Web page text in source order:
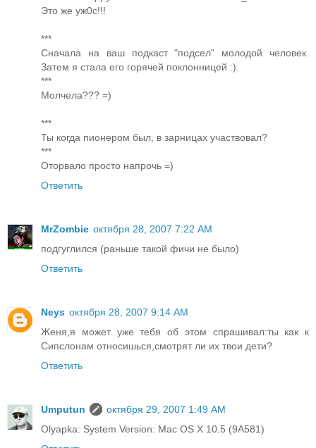
Это же уж0с!!!
***
Сначала на ваш подкаст "подсел" молодой человек.
Затем я стала его горячей поклонницей :).
***
Молчела??? =)
***
Ты когда пионером был, в зарницах участвовал?
***
Оторвало просто напрочь =)
Ответить
MrZombie октября 28, 2007 7:22 AM
подгуглился (раньше такой фичи не было)
Ответить
Neys октября 28, 2007 9:14 AM
Женя,я может уже тебя об этом спрашивал:ты как к
Сипслонам относишься,смотрят ли их твои дети?
Ответить
Umputun
октября 29, 2007 1:49 AM
Olyapka: System Version: Mac OS X 10.5 (9A581)